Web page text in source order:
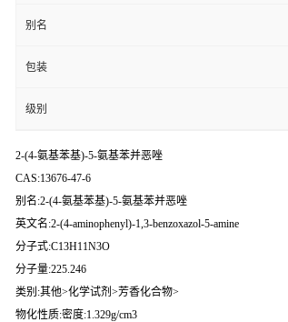
别名
包装
级别
2-(4-氨基苯基)-5-氨基苯并恶唑
CAS:13676-47-6
别名:2-(4-氨基苯基)-5-氨基苯并恶唑
英文名:2-(4-aminophenyl)-1,3-benzoxazol-5-amine
分子式:C13H11N3O
分子量:225.246
类别:其他>化学试剂>芳香化合物>
物化性质:密度:1.329g/cm3